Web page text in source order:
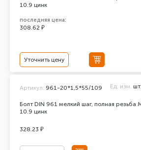
10.9 цинк
последняя цена:
308.62 ₽
Уточнить цену
Болт DIN 961 мелкий шаг, полная резьба
10.9 цинк
Артикул: 961-20*1,5*55/109 Ед. изм. шт.
328.23 ₽